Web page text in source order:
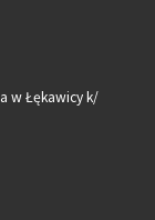
w Łękawicy k/